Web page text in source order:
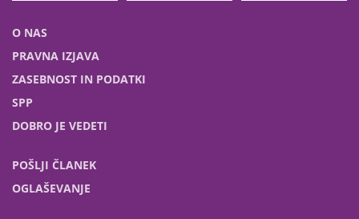
O NAS
PRAVNA IZJAVA
ZASEBNOST IN PODATKI
SPP
DOBRO JE VEDETI
POŠLJI ČLANEK
OGLAŠEVANJE